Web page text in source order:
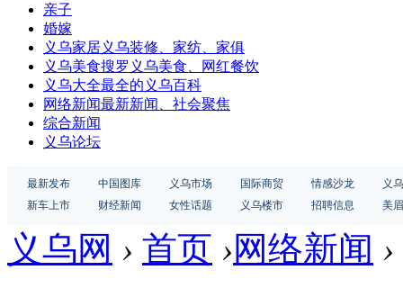
亲子
婚嫁
义乌家居义乌装修、家纺、家俱
义乌美食搜罗义乌美食、网红餐饮
义乌大全最全的义乌百科
网络新闻最新新闻、社会聚焦
综合新闻
义乌论坛
最新发布 中国图库 义乌市场 国际商贸 情感沙龙
义
新车上市
财经新闻 女性话题 义乌楼市 招聘信息 美
义乌网 › 首页 ›网络新闻 ›